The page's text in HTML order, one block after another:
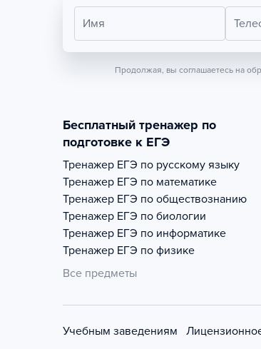
Имя
Продолжая, вы соглашаетесь на
Бесплатный тренажер по
подготовке к ЕГЭ
Тренажер ЕГЭ по русскому языку
Тренажер ЕГЭ по математике
Тренажер ЕГЭ по обществознанию
Тренажер ЕГЭ по биологии
Тренажер ЕГЭ по информатике
Тренажер ЕГЭ по физике
Все предметы
Учебным заведениям